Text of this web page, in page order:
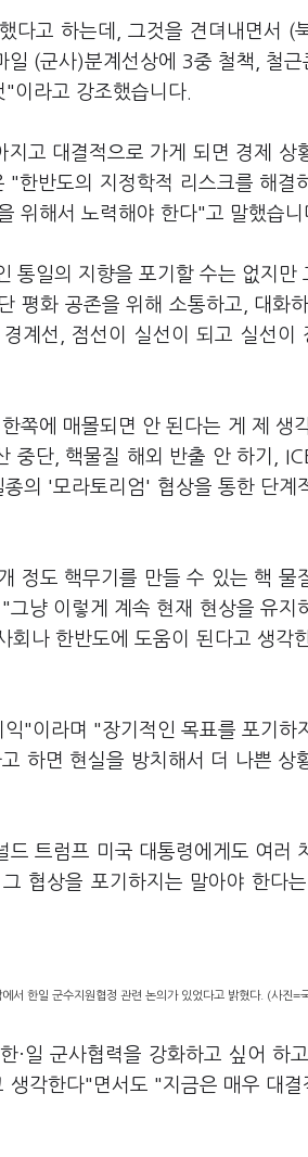
다고 하는데, 그것을 견뎌내면서 (
(군사)분계선상에 3중 철책, 철근
이라고 강조했습니다.
고 대결적으로 가게 되면 경제 상
한반도의 지정학적 리스크를 해결
위해서 노력해야 한다"고 말했습니
통일의 지향을 포기할 수는 없지만
평화 공존을 위해 소통하고, 대화
계선, 점선이 실선이 되고 실선이
쪽에 매몰되면 안 된다는 게 제 생
중단, 핵물질 해외 반출 안 하기,
의 '모라토리엄' 협상을 통한 단계
정도 핵무기를 만들 수 있는 핵 물
냥 이렇게 계속 현재 현상을 유지
회나 한반도에 도움이 된다고 생각
"이라며 "장기적인 목표를 포기하
하면 현실을 방치해서 더 나쁜 상
트럼프 미국 대통령에게도 여러
협상을 포기하지는 말아야 한다
서 한일 군수지원협정 관련 논의가 있었다고 밝혔다. (사진=
·일 군사협력을 강화하고 싶어 하
생각한다"면서도 "지금은 매우 대결